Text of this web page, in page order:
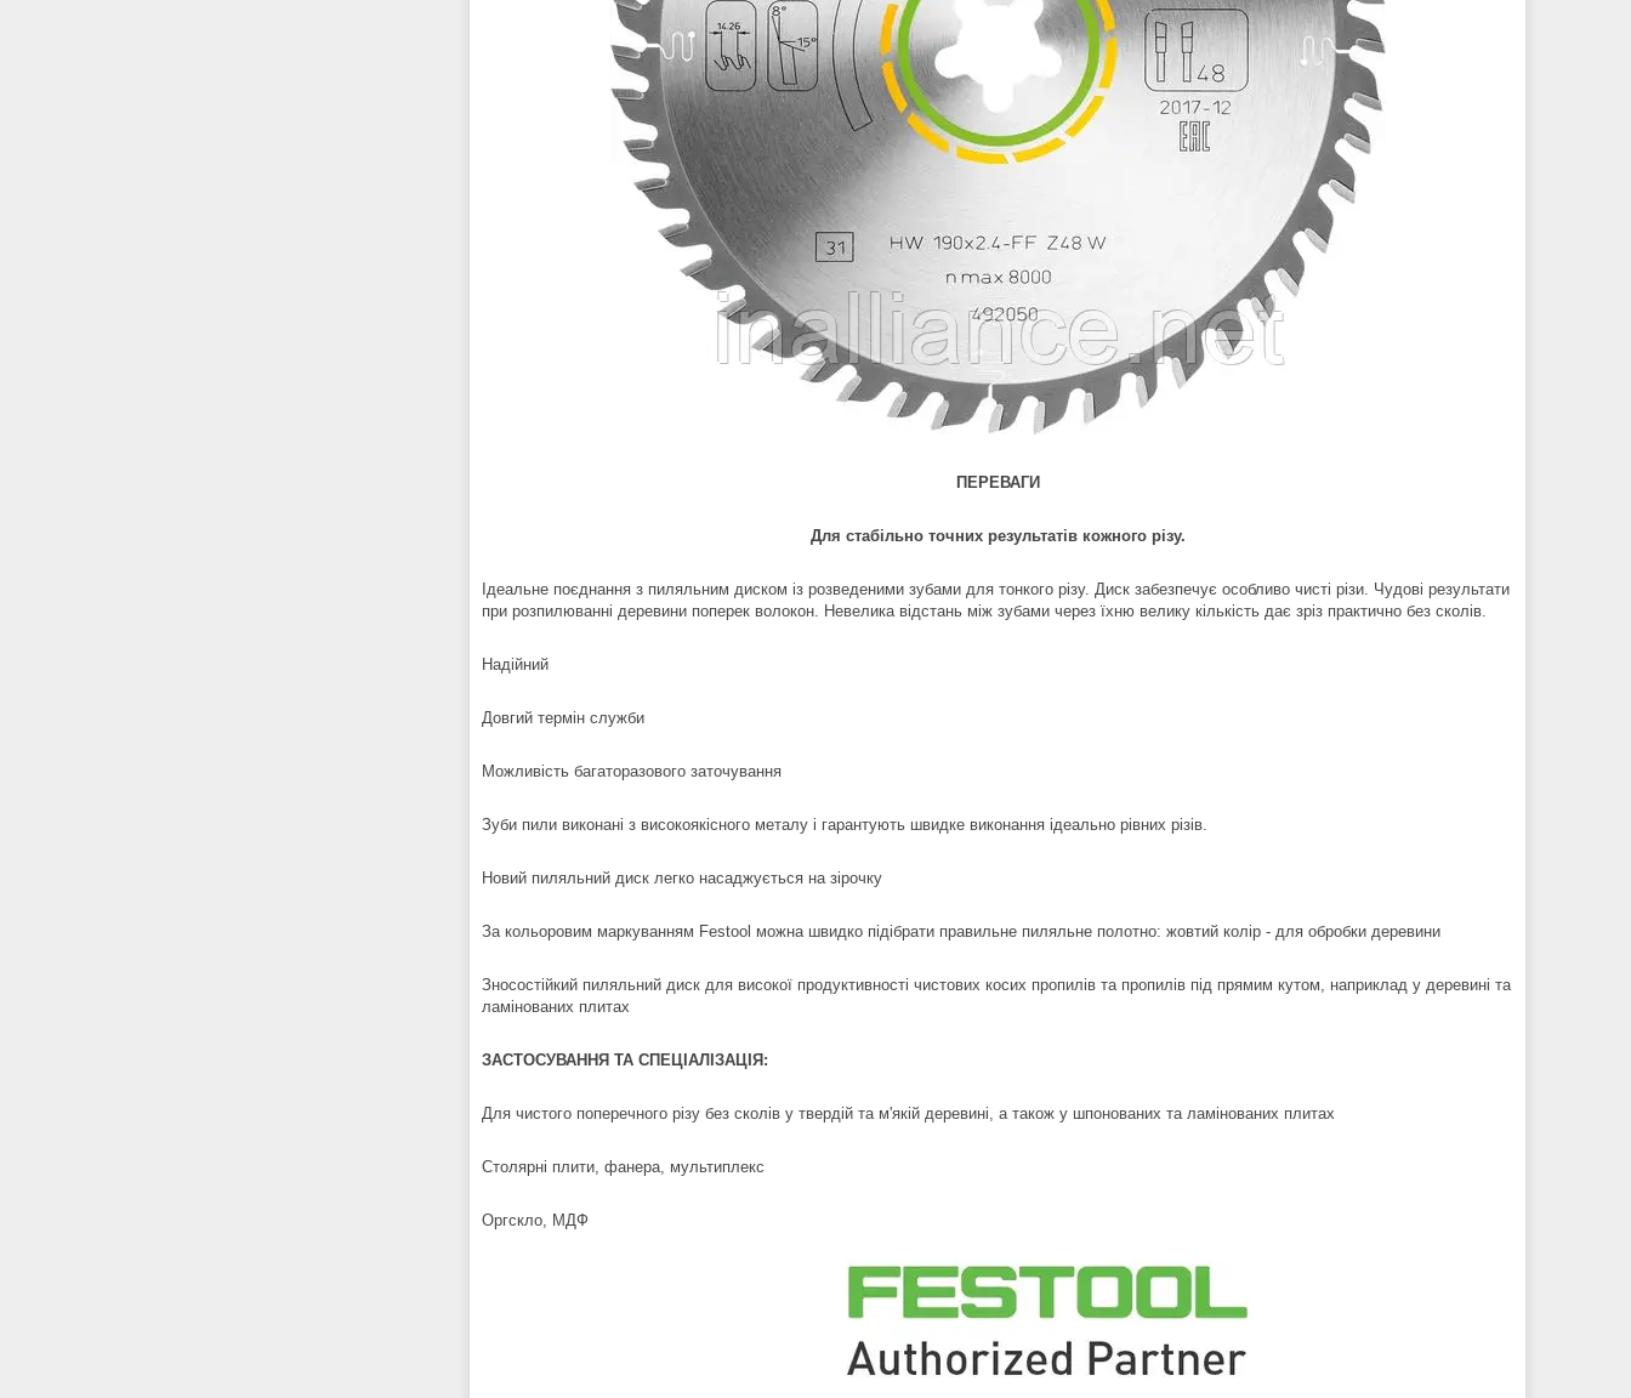
ПЕРЕВАГИ
Для стабільно точних результатів кожного різу.
Ідеальне поєднання з пиляльним диском із розведеними зубами для тонкого різу. Диск забезпечує особливо чисті різи. Чудові результати
при розпилюванні деревини поперек волокон. Невелика відстань між зубами через їхню велику кількість дає зріз практично без сколів.
Надійний
Довгий термін служби
Можливість багаторазового заточування
Зуби пили виконані з високоякісного металу і гарантують швидке виконання ідеально рівних різів.
Новий пиляльний диск легко насаджується на зірочку
За кольоровим маркуванням Festool можна швидко підібрати правильне пиляльне полотно: жовтий колір - для обробки деревини
Зносостійкий пиляльний диск для високої продуктивності чистових косих пропилів та пропилів під прямим кутом, наприклад у деревині та
ламінованих плитах
ЗАСТОСУВАННЯ ТА СПЕЦІАЛІЗАЦІЯ:
Для чистого поперечного різу без сколів у твердій та м'якій деревині, а також у шпонованих та ламінованих плитах
Столярні плити, фанера, мультиплекс
Оргскло, МДФ